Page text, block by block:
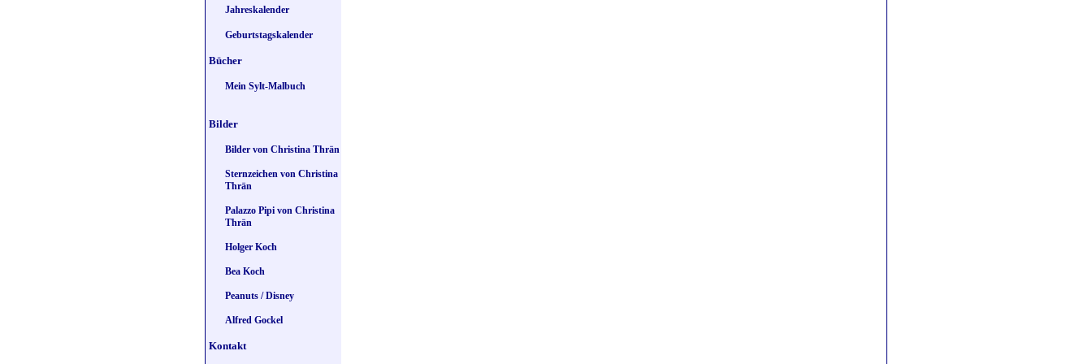
Jahreskalender
Geburtstagskalender
Bücher
Mein Sylt-Malbuch
Bilder
Bilder von Christina Thrän
Sternzeichen von Christina
Thrän
Palazzo Pipi von Christina
Thrän
Holger Koch
Bea Koch
Peanuts / Disney
Alfred Gockel
Kontakt